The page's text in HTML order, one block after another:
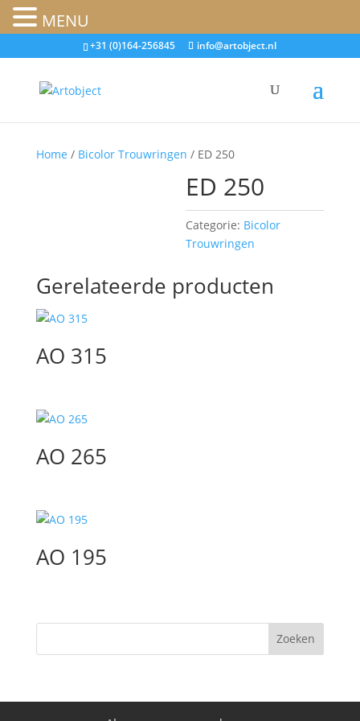
+31 (0)164-256845 info@artobject.nl
Home / Bicolor Trouwringen / ED 250
ED 250
Categorie: Bicolor
Trouwringen
Gerelateerde producten
AO 315
AO 265
AO 195
MENU